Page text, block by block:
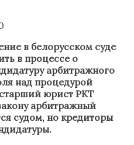
в белорусском суде
в процессе о
арбитражного
над процедурой
старший юрист РКТ
арбитражный
судом, но кредиторы